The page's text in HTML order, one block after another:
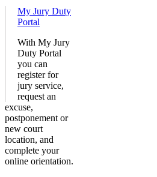
My Jury Duty
Portal
With My Jury
Duty Portal
you can
register for
jury service,
request an
excuse,
postponement or
new court
location, and
complete your
online orientation.